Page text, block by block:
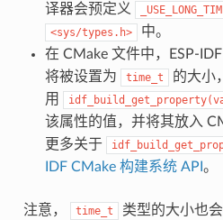
译器会预定义
<sys/types.h>
中。
在 CMake 文件中，ESP-
将被设置为 time_t
的大小
用
该属性的值，并将其放入
更多关于
IDF CMake 构建系统 API 。
注意， time_t
类型的大小也